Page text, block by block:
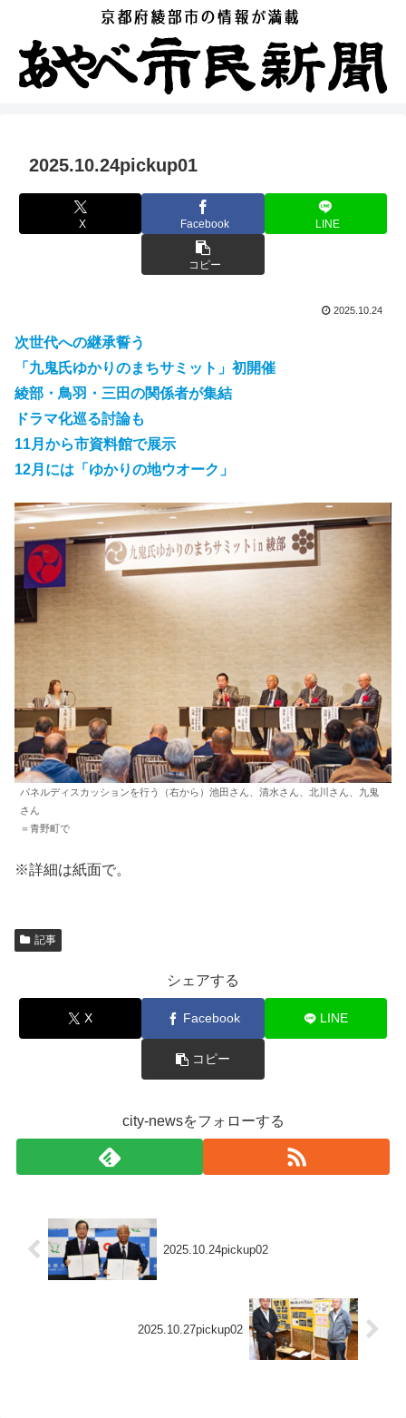
2025.10.24pickup01
X Facebook LINE
コピー
2025.10.24
次世代への継承誓う
「九鬼氏ゆかりのまちサミット」初開催
綾部・鳥羽・三田の関係者が集結
ドラマ化巡る討論も
11月から市資料館で展示
12月には「ゆかりの地ウオーク」
パネルディスカッションを行う（右から）池田さん、清水さん、北川さん、九鬼
さん
＝青野町で
※詳細は紙面で。
記事
シェアする
X Facebook LINE
コピー
city-newsをフォローする
2025.10.24pickup02
2025.10.27pickup02